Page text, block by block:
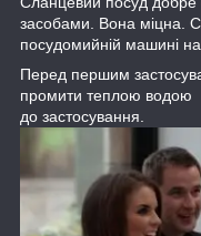
засобами. Вона міцна.
посудомийній машині
Перед першим
промити теплою водою
до